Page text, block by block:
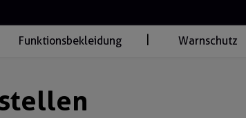
Funktionsbekleidung Warnschutz